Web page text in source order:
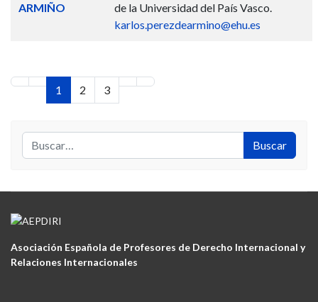
ARMIÑO
de la Universidad del País Vasco.
karlos.perezdearmino@ehu.es
1 2 3
Buscar Buscar
Asociación Española de Profesores de Derecho Internacional y
Relaciones Internacionales